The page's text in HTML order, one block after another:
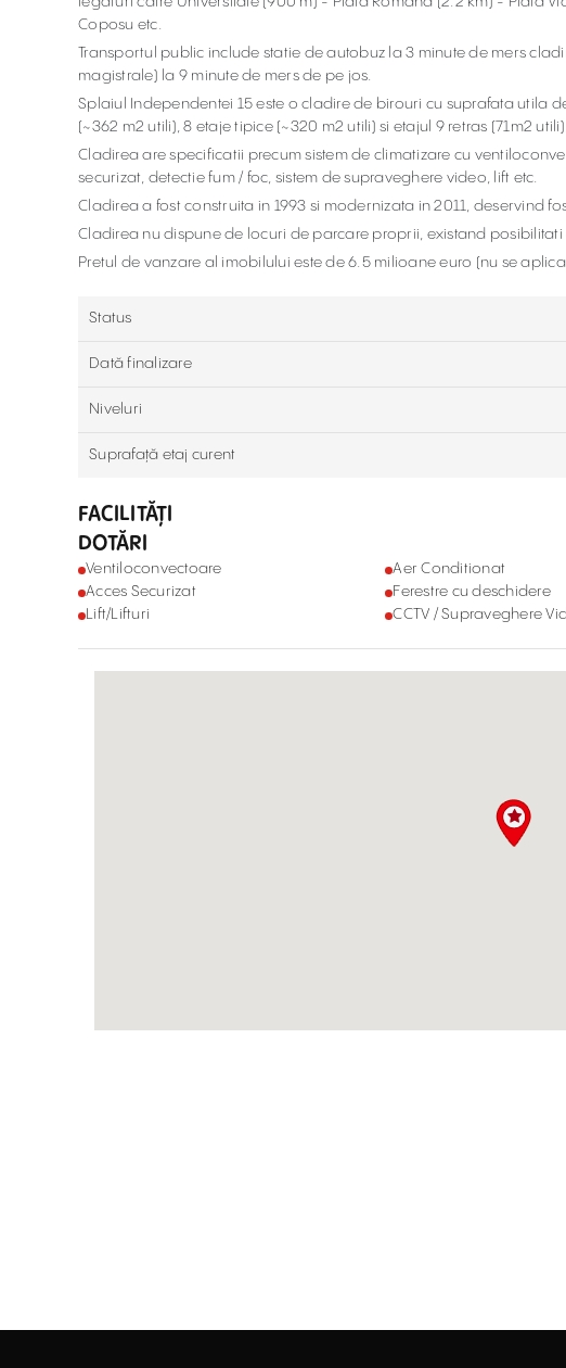
Coposu etc.
Transportul public include statie de autobuz la 3 minute de mers
magistrale) la 9 minute de mers de pe jos.
Splaiul Independentei 15 este o cladire de birouri cu suprafata utila
(~362 m2 utili), 8 etaje tipice (~320 m2 utili) si etajul 9 retras (71m2
Cladirea are specificatii precum sistem de climatizare cu
securizat, detectie fum / foc, sistem de supraveghere video, lift etc.
Cladirea a fost construita in 1993 si modernizata in 2011, deservind
Cladirea nu dispune de locuri de parcare proprii, existand
Pretul de vanzare al imobilului este de 6.5 milioane euro (nu se aplica
Status
Dată finalizare
Niveluri
Suprafață etaj curent
FACILITĂȚI
DOTĂRI
Ventiloconvectoare Aer Conditionat
Acces Securizat
Ferestre cu deschidere
Lift/Lifturi
CCTV / Supraveghere